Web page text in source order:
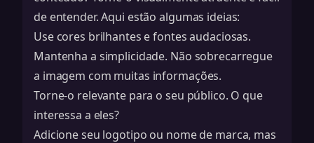
de entender. Aqui estão algumas ideias:
Use cores brilhantes e fontes audaciosas.
Mantenha a simplicidade. Não sobrecarregue
a imagem com muitas informações.
Torne-o relevante para o seu público. O que
interessa a eles?
Adicione seu logotipo ou nome de marca, mas